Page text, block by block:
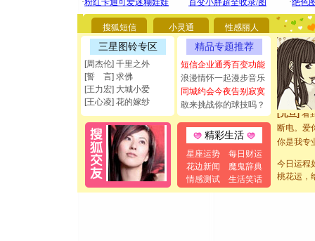
搜狐短信 小灵通 性感丽人
三星图铃专区
[周杰伦] 千里之外
[誓 言] 求佛
[王力宏] 大城小爱
[王心凌] 花的嫁纱
精品专题推荐
短信企业通秀百变功能
浪漫情怀一起漫步音乐
同城约会今夜告别寂寞
敢来挑战你的球技吗？
精彩生活
星座运势
每日财运
花边新闻
魔鬼辞典
情感测试
生活笑话
你太多
要平安！
[圣诞节]
能正大光
都要快乐
[圣诞节]
如意,快
[元旦]看
断电。爱
你是我
[元旦] 如
起；二是
离。水晶
[元旦]当
今日运程
桃花运，